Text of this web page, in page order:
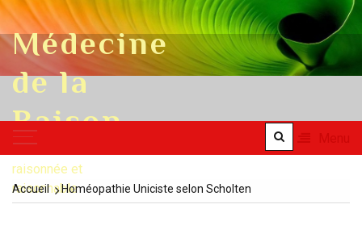
Skip to content
Médecine
de la
Raison
une médecine
raisonnée et
raisonnable
Accueil Homéopathie Uniciste selon Scholten